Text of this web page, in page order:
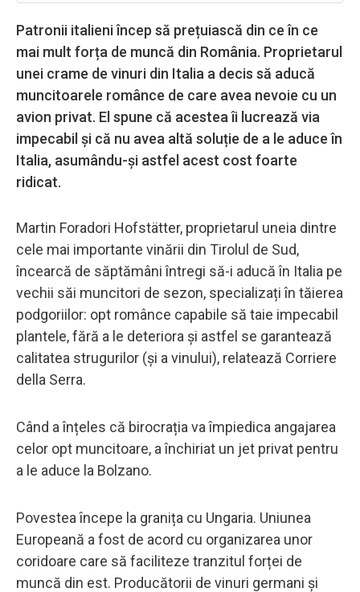
Patronii italieni încep să prețuiască din ce în ce
mai mult forța de muncă din România. Proprietarul
unei crame de vinuri din Italia a decis să aducă
muncitoarele românce de care avea nevoie cu un
avion privat. El spune că acestea îi lucrează via
impecabil și că nu avea altă soluție de a le aduce în
Italia, asumându-și astfel acest cost foarte
ridicat.
Martin Foradori Hofstätter, proprietarul uneia dintre
cele mai importante vinării din Tirolul de Sud,
încearcă de săptămâni întregi să-i aducă în Italia pe
vechii săi muncitori de sezon, specializați în tăierea
podgoriilor: opt românce capabile să taie impecabil
plantele, fără a le deteriora și astfel se garantează
calitatea strugurilor (și a vinului), relatează Corriere
della Serra.
Când a înțeles că birocrația va împiedica angajarea
celor opt muncitoare, a închiriat un jet privat pentru
a le aduce la Bolzano.
Povestea începe la granița cu Ungaria. Uniunea
Europeană a fost de acord cu organizarea unor
coridoare care să faciliteze tranzitul forței de
muncă din est. Producătorii de vinuri germani și